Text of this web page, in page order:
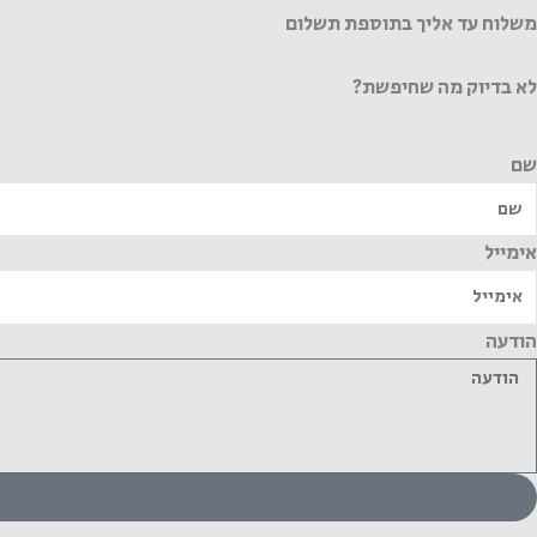
משלוח עד אליך בתוספת תשלום
לא בדיוק מה שחיפשת?
שם
אימייל
הודעה